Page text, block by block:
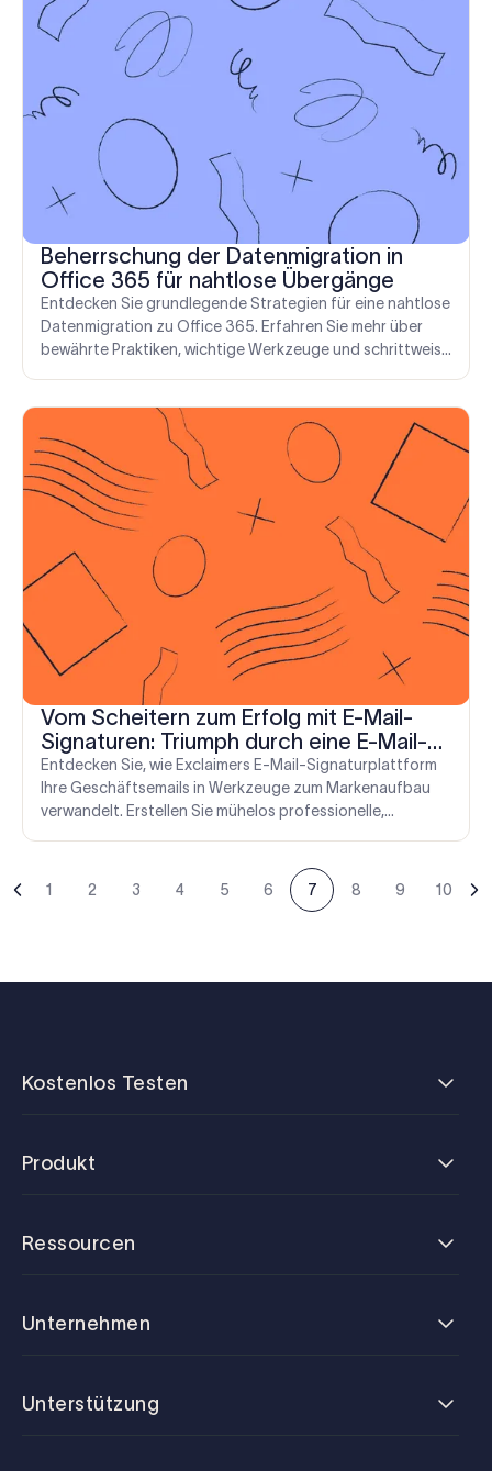
Beherrschung der Datenmigration in
Office 365 für nahtlose Übergänge
Entdecken Sie grundlegende Strategien für eine nahtlose
Datenmigration zu Office 365. Erfahren Sie mehr über
bewährte Praktiken, wichtige Werkzeuge und schrittweise
Vom Scheitern zum Erfolg mit E-Mail-
Signaturen: Triumph durch eine E-Mail-
Signaturplattform
Entdecken Sie, wie Exclaimers E-Mail-Signaturplattform
Ihre Geschäftsemails in Werkzeuge zum Markenaufbau
verwandelt. Erstellen Sie mühelos professionelle,
1
2 3 4 5 6 7 8 9 10
Kostenlos Testen
Produkt
Ressourcen
Unternehmen
Unterstützung